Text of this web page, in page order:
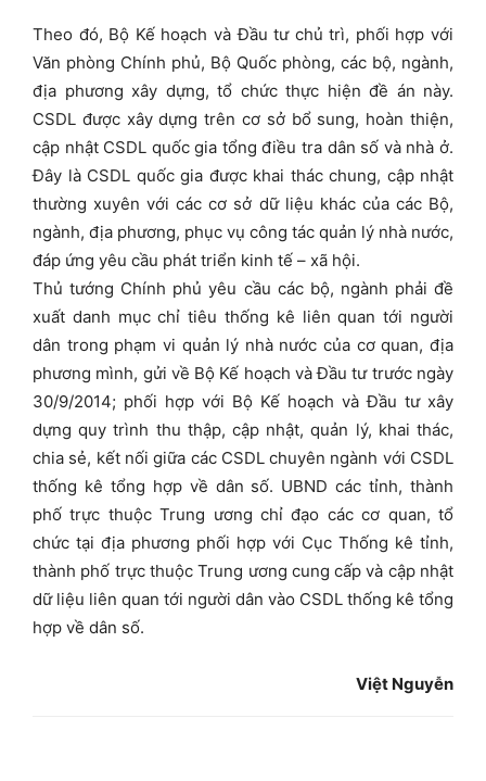
Theo đó, Bộ Kế hoạch và Đầu tư chủ trì, phối hợp với
Văn phòng Chính phủ, Bộ Quốc phòng, các bộ, ngành,
địa phương xây dựng, tổ chức thực hiện đề án này.
CSDL được xây dựng trên cơ sở bổ sung, hoàn thiện,
cập nhật CSDL quốc gia tổng điều tra dân số và nhà ở.
Đây là CSDL quốc gia được khai thác chung, cập nhật
thường xuyên với các cơ sở dữ liệu khác của các Bộ,
ngành, địa phương, phục vụ công tác quản lý nhà nước,
đáp ứng yêu cầu phát triển kinh tế – xã hội.
Thủ tướng Chính phủ yêu cầu các bộ, ngành phải đề
xuất danh mục chỉ tiêu thống kê liên quan tới người
dân trong phạm vi quản lý nhà nước của cơ quan, địa
phương mình, gửi về Bộ Kế hoạch và Đầu tư trước ngày
30/9/2014; phối hợp với Bộ Kế hoạch và Đầu tư xây
dựng quy trình thu thập, cập nhật, quản lý, khai thác,
chia sẻ, kết nối giữa các CSDL chuyên ngành với CSDL
thống kê tổng hợp về dân số. UBND các tỉnh, thành
phố trực thuộc Trung ương chỉ đạo các cơ quan, tổ
chức tại địa phương phối hợp với Cục Thống kê tỉnh,
thành phố trực thuộc Trung ương cung cấp và cập nhật
dữ liệu liên quan tới người dân vào CSDL thống kê tổng
hợp về dân số.
Việt Nguyễn